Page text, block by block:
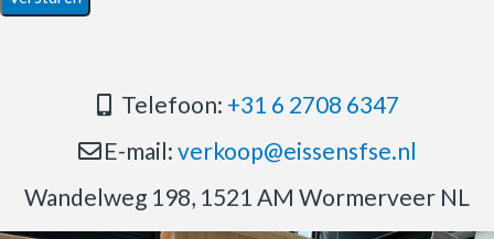
Telefoon: +31 6 2708 6347
E-mail: verkoop@eissensfse.nl
Wandelweg 198, 1521 AM Wormerveer NL